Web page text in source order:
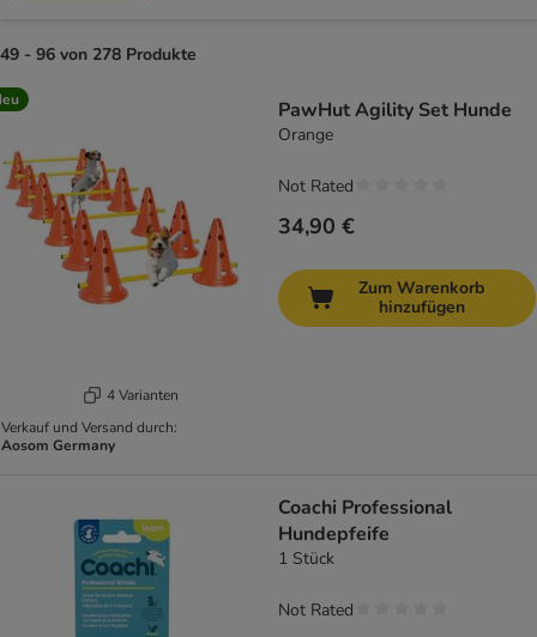
49 - 96 von 278 Produkte
product items have been changed
4 Varianten
Verkauf und Versand durch:
Aosom Germany
PawHut Agility Set Hunde
Orange
34,90 €
Not Rated
Zum Warenkorb
hinzufügen
Coachi Professional
Hundepfeife
1 Stück
Not Rated